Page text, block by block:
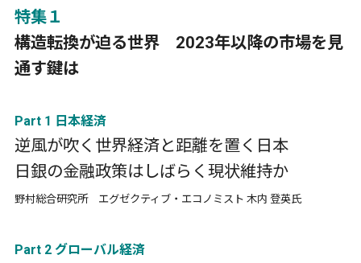
特集１
構造転換が迫る世界 2023年以降の市場を見
通す鍵は
Part 1 日本経済
逆風が吹く世界経済と距離を置く日本
日銀の金融政策はしばらく現状維持か
野村総合研究所 エグゼクティブ・エコノミスト 木内 登英氏
Part 2 グローバル経済